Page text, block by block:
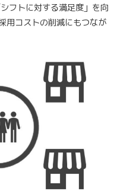
フトに対する満足度」を向
用コストの削減にもつなが